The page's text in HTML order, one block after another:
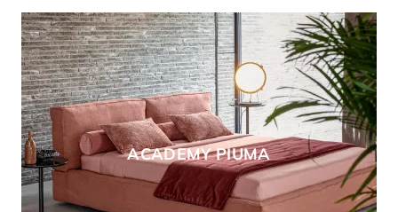
ACADEMY PIUMA